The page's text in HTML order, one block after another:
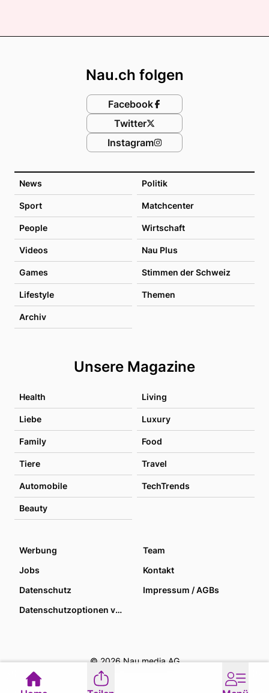
News Politik
Sport Matchcenter
People Wirtschaft
Videos Nau Plus
Games Stimmen der Schweiz
Lifestyle Themen
Archiv
Unsere Magazine
Health Living
Liebe Luxury
Family Food
Tiere Travel
Automobile TechTrends
Beauty
Nau.ch folgen
Facebook
Twitter
Instagram
Werbung
Team
Jobs
Kontakt
Datenschutz
Impressum / AGBs
Datenschutzoptionen verwalten
© 2026 Nau media AG